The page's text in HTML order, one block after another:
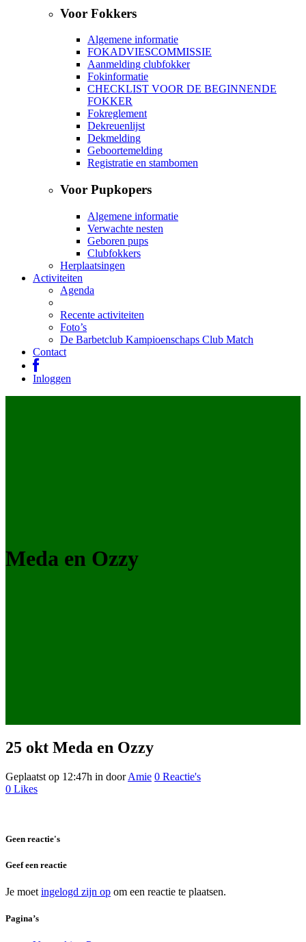
Voor Fokkers
Algemene informatie
FOKADVIESCOMMISSIE
Aanmelding clubfokker
Fokinformatie
CHECKLIST VOOR DE BEGINNENDE
FOKKER
Fokreglement
Dekreuenlijst
Dekmelding
Geboortemelding
Registratie en stambomen
Voor Pupkopers
Algemene informatie
Verwachte nesten
Geboren pups
Clubfokkers
Herplaatsingen
Activiteiten
Agenda
Recente activiteiten
Foto’s
De Barbetclub Kampioenschaps Club Match
Contact
Inloggen
Meda en Ozzy
25 okt Meda en Ozzy
Geplaatst op 12:47h in doorAmie 0 Reactie's
0 Likes
Geen reactie's
Geef een reactie
Je moet ingelogd zijn op om een reactie te plaatsen.
Pagina’s